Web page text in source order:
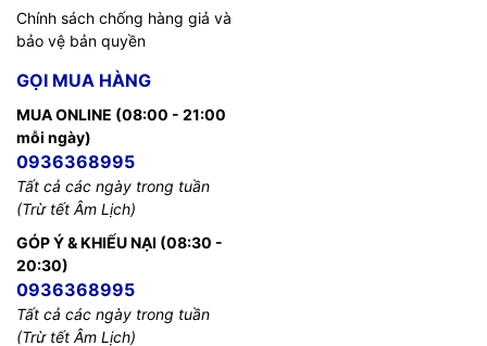
Chính sách chống hàng giả và
bảo vệ bản quyền
GỌI MUA HÀNG
MUA ONLINE (08:00 - 21:00
mỗi ngày)
0936368995
Tất cả các ngày trong tuần
(Trừ tết Âm Lịch)
GÓP Ý & KHIẾU NẠI (08:30 -
20:30)
0936368995
Tất cả các ngày trong tuần
(Trừ tết Âm Lịch)